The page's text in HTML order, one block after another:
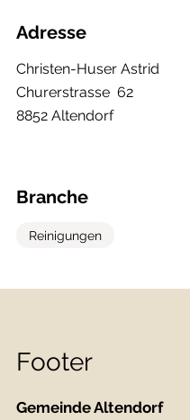
Adresse
Christen-Huser Astrid
Churerstrasse 62
8852 Altendorf
Branche
Reinigungen
Footer
Gemeinde Altendorf